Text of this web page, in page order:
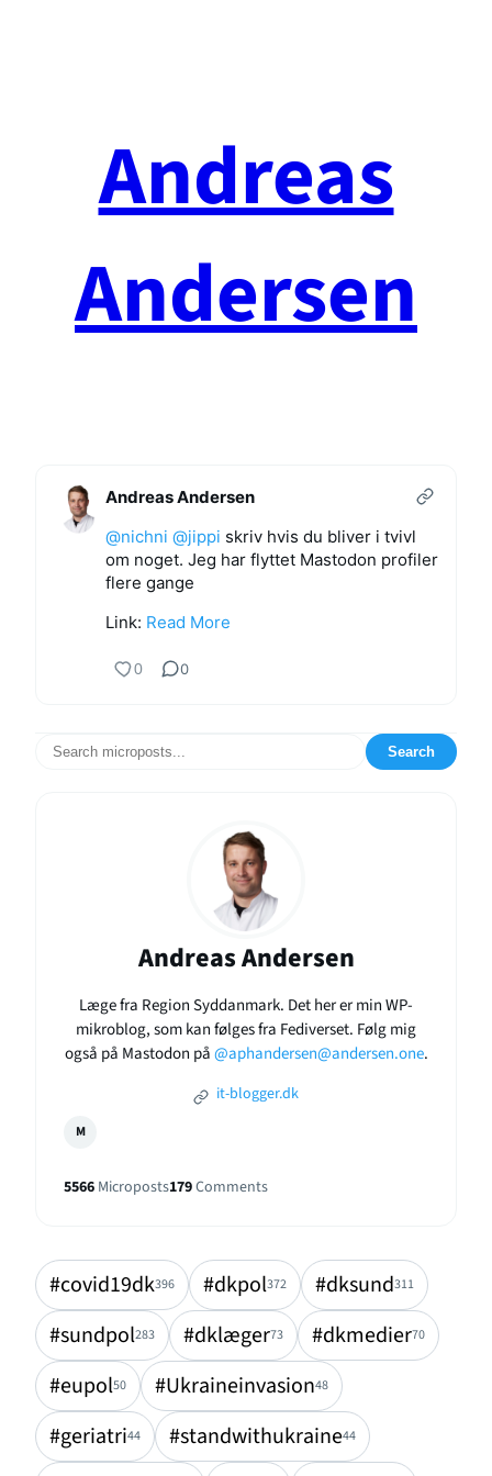
Andreas
Andersen
Andreas Andersen
@nichni @jippi skriv hvis du bliver i tvivl
om noget. Jeg har flyttet Mastodon profiler
flere gange
Link: Read More
0 0
Search
Andreas Andersen
Læge fra Region Syddanmark. Det her er min WP-
mikroblog, som kan følges fra Fediverset. Følg mig
også på Mastodon på@aphandersen@andersen.one.
it-blogger.dk
M
5566 Microposts179Comments
#covid19dk396 #dkpol372 #dksund311
#sundpol283 #dklæger73 #dkmedier70
#eupol50 #Ukraineinvasion48
#geriatri44 #standwithukraine44